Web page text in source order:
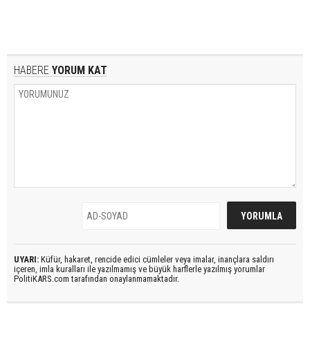
HABERE YORUM KAT
UYARI: Küfür, hakaret, rencide edici cümleler veya imalar, inançlara saldırı
içeren, imla kuralları ile yazılmamış ve büyük harflerle yazılmış yorumlar
PolitiKARS.com tarafından onaylanmamaktadır.